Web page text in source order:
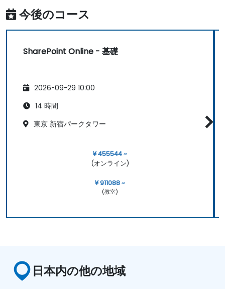
今後のコース
SharePoint Online - 基礎
2026-09-29 10:00
14 時間
東京 新宿パークタワー
¥ 455544 ~
(オンライン)
¥ 911088 ~
(教室)
日本内の他の地域